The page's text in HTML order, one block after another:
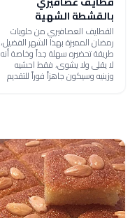
بالقشطة الشهية
القطايف العصافيري من حلويات
رمضان المميزة بهذا الشهر الفضيل،
طريقة تحضيره سهلة جداً وخاصة أنه
لا يقلى ولا يشوى، فقط احشيه
وزينيه وسيكون جاهزاً فوراً للتقديم